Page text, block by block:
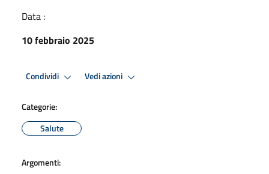
Data :
10 febbraio 2025
Condividi Vedi azioni
Categorie:
Salute
Argomenti: